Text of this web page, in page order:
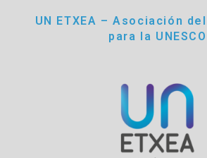
UN ETXEA – Asociación
para la UNESCO